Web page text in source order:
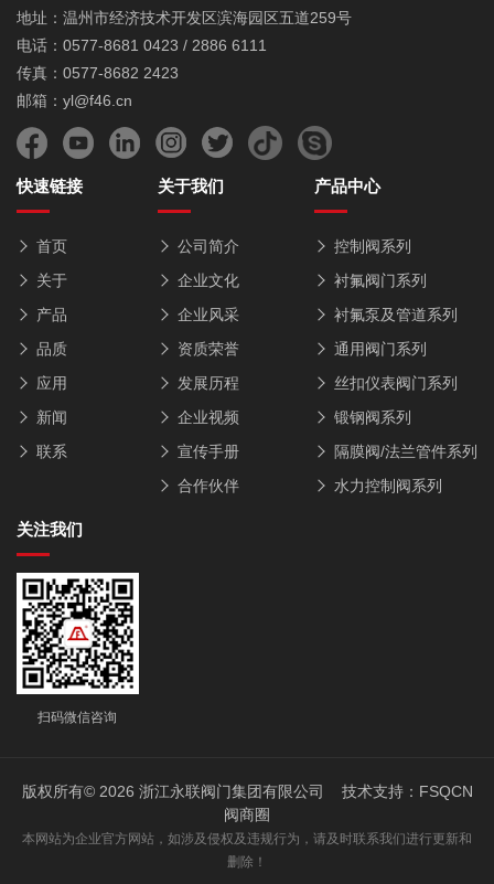
地址：温州市经济技术开发区滨海园区五道259号
电话：0577-8681 0423 / 2886 6111
传真：0577-8682 2423
邮箱：yl@f46.cn
快速链接
首页
关于
产品
品质
应用
新闻
联系
关于我们
公司简介
企业文化
企业风采
资质荣誉
发展历程
企业视频
宣传手册
合作伙伴
产品中心
控制阀系列
衬氟阀门系列
衬氟泵及管道系列
通用阀门系列
丝扣仪表阀门系列
锻钢阀系列
隔膜阀/法兰管件系列
水力控制阀系列
关注我们
扫码微信咨询
版权所有© 2026 浙江永联阀门集团有限公司 技术支持： FSQCN
阀商圈
本网站为企业官方网站，如涉及侵权及违规行为，请及时联系我们进行更新和
删除！